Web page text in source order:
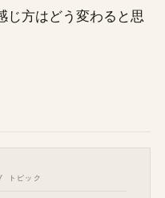
じ方はどう変わると思
ピック